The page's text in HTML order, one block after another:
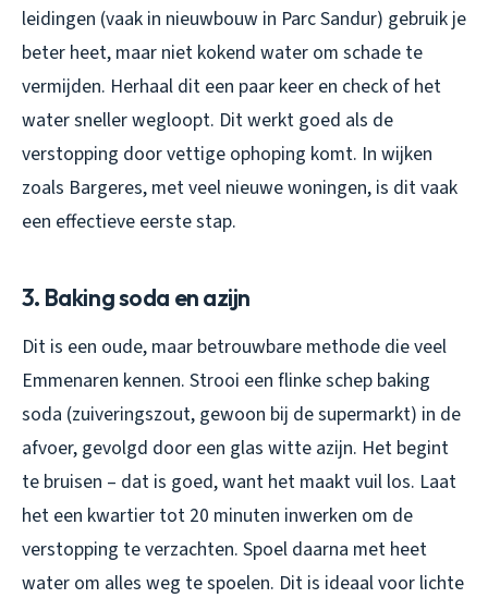
leidingen (vaak in nieuwbouw in Parc Sandur) gebruik je
beter heet, maar niet kokend water om schade te
vermijden. Herhaal dit een paar keer en check of het
water sneller wegloopt. Dit werkt goed als de
verstopping door vettige ophoping komt. In wijken
zoals Bargeres, met veel nieuwe woningen, is dit vaak
een effectieve eerste stap.
3. Baking soda en azijn
Dit is een oude, maar betrouwbare methode die veel
Emmenaren kennen. Strooi een flinke schep baking
soda (zuiveringszout, gewoon bij de supermarkt) in de
afvoer, gevolgd door een glas witte azijn. Het begint
te bruisen – dat is goed, want het maakt vuil los. Laat
het een kwartier tot 20 minuten inwerken om de
verstopping te verzachten. Spoel daarna met heet
water om alles weg te spoelen. Dit is ideaal voor lichte